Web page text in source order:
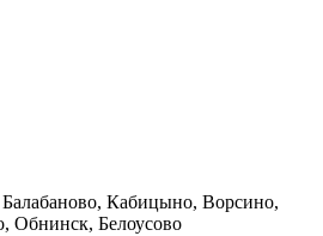
Кабицыно, Ворсино,
Обнинск, Белоусово